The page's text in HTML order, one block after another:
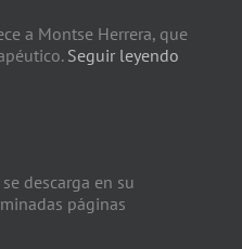
a Montse Herrera, que
Seguir leyendo
descarga en su
páginas